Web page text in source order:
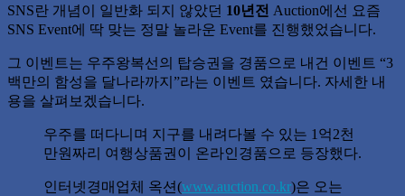
SNS란 개념이 일반화 되지 않았던 10년전 Auction에선 요즘
SNS Event에 딱 맞는 정말 놀라운 Event를 진행했었습니다.
그 이벤트는 우주왕복선의 탑승권을 경품으로 내건 이벤트 “3
백만의 함성을 달나라까지”라는 이벤트 였습니다. 자세한 내
용을 살펴보겠습니다.
우주를 떠다니며 지구를 내려다볼 수 있는 1억2천
만원짜리 여행상품권이 온라인경품으로 등장했다.
인터넷경매업체 옥션(www.auction.co.kr)은 오는